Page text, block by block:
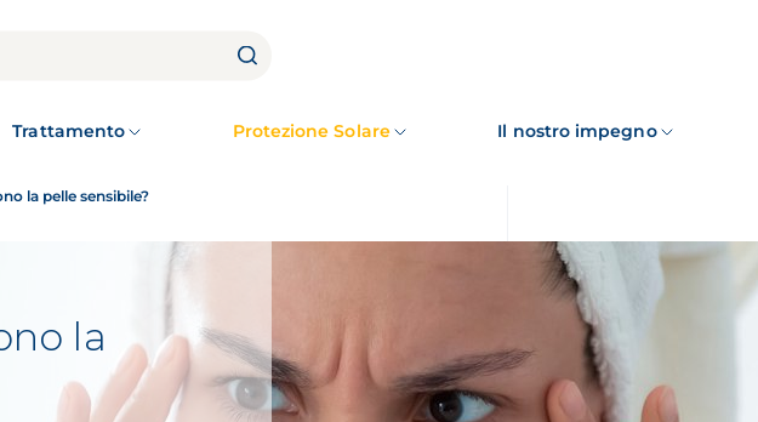
Trattamento Protezione Solare Il nostro impegno
la pelle sensibile?
la